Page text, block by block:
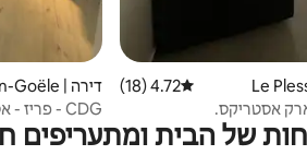
דירוג ממוצע של 4.72 מתוך 5, 18 ביקורות
4.72 (18)
אסטריקס.
דירה | Dammartin-en-Goële
CDG - פריז - אסטריקס
של הבית ומתעריפים